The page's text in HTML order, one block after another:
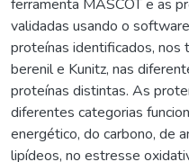
ferramenta MASCOT e as
validadas usando o
proteínas identificados, nos
berenil e Kunitz, nas
proteínas distintas. As
diferentes categorias
energético, do carbono, de
lipídeos, no estresse